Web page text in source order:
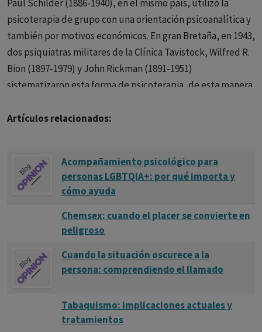
Paul Schilder (1886-1940), en el mismo país, utilizó la
psicoterapia de grupo con una orientación psicoanalítica y
también por motivos económicos. En gran Bretaña, en 1943,
dos psiquiatras militares de la Clínica Tavistock, Wilfred R.
Bion (1897-1979) y John Rickman (1891-1951)
sistematizaron esta forma de psicoterapia, de esta manera
cuando la psicoterapia individual no es posible por motivos
cognitivo-conductual; centrada en el cliente (Carl Rogers);
gestáltico (Friderick Perls). Normalmente los grupos lo
componen un mínimo de tres personas y un máximo de 15.
Las sesiones suelen ser semanales y de una hora de
duración. Los grupos pueden ser homogéneos con
respecto al sexo, edad, diagnostico o no homogéneos.
También pueden ser abiertos (durante la terapia se
permite la admisión de nuevos pacientes) o cerrados (una
Artículos relacionados:
Acompañamiento psicológico para
personas LGBTQIA+: por qué importa y
cómo ayuda
Chemsex: cuando el placer se convierte en
peligroso
Cuando la situación oscurece a la
persona: comprendiendo el llamado
Tabaquismo: implicaciones actuales y
tratamientos